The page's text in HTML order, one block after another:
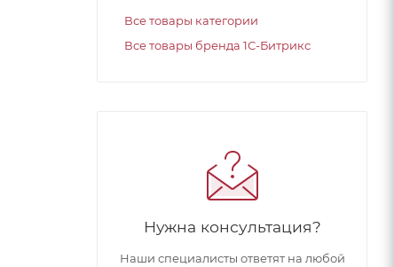
Все товары категории
Все товары бренда 1С-Битрикс
Нужна консультация?
Наши специалисты ответят на любой